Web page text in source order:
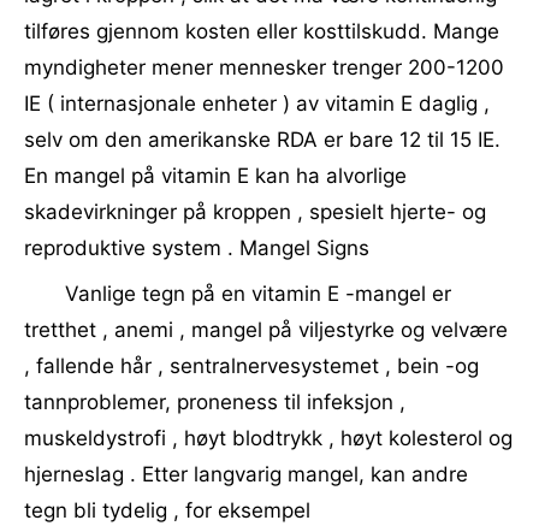
tilføres gjennom kosten eller kosttilskudd. Mange
myndigheter mener mennesker trenger 200-1200
IE ( internasjonale enheter ) av vitamin E daglig ,
selv om den amerikanske RDA er bare 12 til 15 IE.
En mangel på vitamin E kan ha alvorlige
skadevirkninger på kroppen , spesielt hjerte- og
reproduktive system . Mangel Signs
Vanlige tegn på en vitamin E -mangel er
tretthet , anemi , mangel på viljestyrke og velvære
, fallende hår , sentralnervesystemet , bein -og
tannproblemer, proneness til infeksjon ,
muskeldystrofi , høyt blodtrykk , høyt kolesterol og
hjerneslag . Etter langvarig mangel, kan andre
tegn bli tydelig , for eksempel